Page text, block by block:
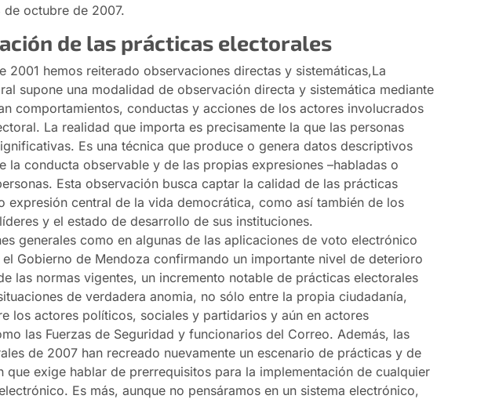
de octubre de 2007.
de las prácticas electorales
2001 hemos reiterado observaciones directas y sistemáticas,La
supone una modalidad de observación directa y sistemática mediante
comportamientos, conductas y acciones de los actores involucrados
La realidad que importa es precisamente la que las personas
Es una técnica que produce o genera datos descriptivos
la conducta observable y de las propias expresiones –habladas o
Esta observación busca captar la calidad de las prácticas
expresión central de la vida democrática, como así también de los
y el estado de desarrollo de sus instituciones.
generales como en algunas de las aplicaciones de voto electrónico
Gobierno de Mendoza confirmando un importante nivel de deterioro
las normas vigentes, un incremento notable de prácticas electorales
de verdadera anomia, no sólo entre la propia ciudadanía,
los actores políticos, sociales y partidarios y aún en actores
las Fuerzas de Seguridad y funcionarios del Correo. Además, las
de 2007 han recreado nuevamente un escenario de prácticas y de
que exige hablar de prerrequisitos para la implementación de cualquier
Es más, aunque no pensáramos en un sistema electrónico,